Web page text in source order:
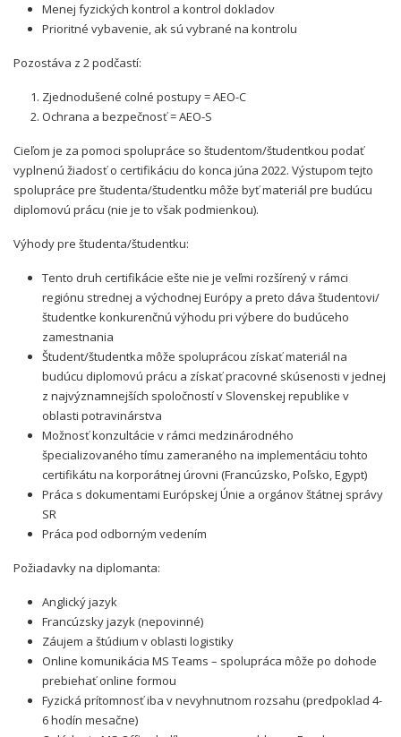
Menej fyzických kontrol a kontrol dokladov
Prioritné vybavenie, ak sú vybrané na kontrolu
Pozostáva z 2 podčastí:
Zjednodušené colné postupy = AEO-C
Ochrana a bezpečnosť = AEO-S
Cieľom je za pomoci spolupráce so študentom/študentkou podať
vyplnenú žiadosť o certifikáciu do konca júna 2022. Výstupom tejto
spolupráce pre študenta/študentku môže byť materiál pre budúcu
diplomovú prácu (nie je to však podmienkou).
Výhody pre študenta/študentku:
Tento druh certifikácie ešte nie je veľmi rozšírený v rámci
regiónu strednej a východnej Európy a preto dáva študentovi/
študentke konkurenčnú výhodu pri výbere do budúceho
zamestnania
Študent/študentka môže spoluprácou získať materiál na
budúcu diplomovú prácu a získať pracovné skúsenosti v jednej
z najvýznamnejších spoločností v Slovenskej republike v
oblasti potravinárstva
Možnosť konzultácie v rámci medzinárodného
špecializovaného tímu zameraného na implementáciu tohto
certifikátu na korporátnej úrovni (Francúzsko, Poľsko, Egypt)
Práca s dokumentami Európskej Únie a orgánov štátnej správy
SR
Práca pod odborným vedením
Požiadavky na diplomanta:
Anglický jazyk
Francúzsky jazyk (nepovinné)
Záujem a štúdium v oblasti logistiky
Online komunikácia MS Teams – spolupráca môže po dohode
prebiehať online formou
Fyzická prítomnosť iba v nevyhnutnom rozsahu (predpoklad 4-
6 hodín mesačne)